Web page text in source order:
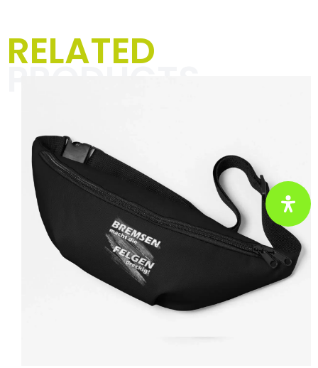
Jacken für Männer
Motorsportbegeisterte und alle, die
ihre Leidenschaft mit Stil und
Selbstironie zeigen wollen.
Hier klicken
RELATED
PRODUCTS